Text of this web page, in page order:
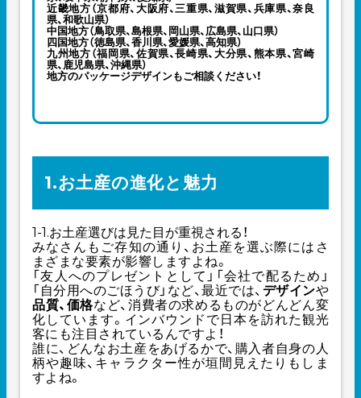
近畿地方（京都府、大阪府、三重県、滋賀県、兵庫県、奈良
県、和歌山県）
中国地方（鳥取県、島根県、岡山県、広島県、山口県）
四国地方（徳島県、香川県、愛媛県、高知県）
九州地方（福岡県、佐賀県、長崎県、大分県、熊本県、宮崎
県、鹿児島県、沖縄県）
地方のパッケージデザインもご相談ください！
1.お土産の進化と魅力
1-1.お土産選びは見た目が重視される！
みなさんもご存知の通り、お土産を選ぶ際にはさ
まざまな要素が影響しますよね。
「友人へのプレゼントとして」「会社で配るため」
「自分用へのごほうび」など、最近では、 デザインや
品質、価格など、消費者の求めるものがどんどん変
化しています。インバウンドで日本を訪れた観光
客にも注目されているんですよ！
誰に、どんなお土産をあげるかで、購入者自身の人
柄や趣味、キャラクター性が垣間見えたりもしま
すよね。